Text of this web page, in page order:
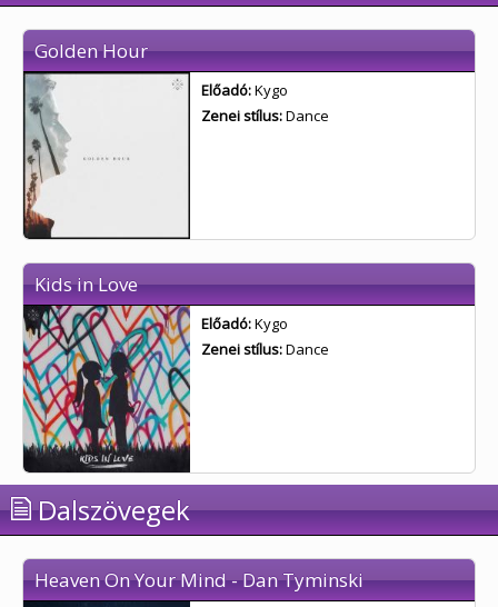
Golden Hour
Előadó:Kygo
Zenei stílus:Dance
Kids in Love
Előadó:Kygo
Zenei stílus:Dance
Dalszövegek
Heaven On Your Mind - Dan Tyminski